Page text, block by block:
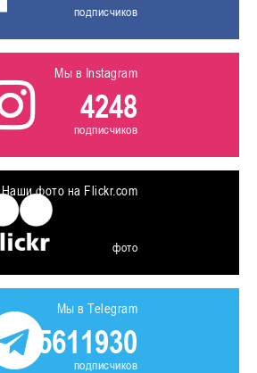
подписчиков
Мы в Instagram
4248
подписчиков
Наши фото на Flickr.com
фото
Мы в Telegram
5611930
подписчиков